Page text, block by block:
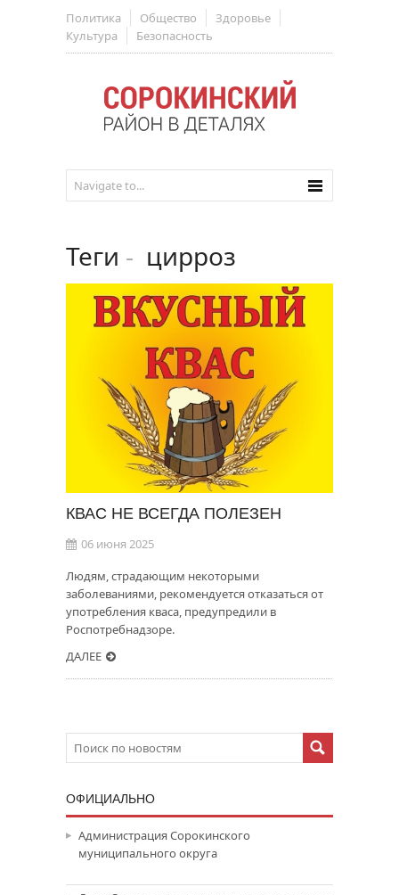
Политика Общество
Здоровье
Культура
Безопасность
Теги - цирроз
КВАС НЕ ВСЕГДА ПОЛЕЗЕН
06 июня 2025
Людям, страдающим некоторыми
заболеваниями, рекомендуется отказаться от
употребления кваса, предупредили в
Роспотребнадзоре.
ДАЛЕЕ
ОФИЦИАЛЬНО
Администрация Сорокинского
муниципального округа